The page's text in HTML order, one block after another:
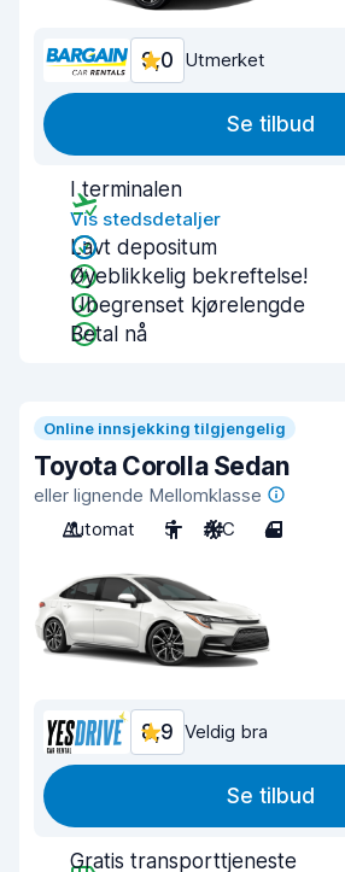
9,0 Utmerket
Se tilbud
I terminalen
Vis stedsdetaljer
Lavt depositum
Øyeblikkelig bekreftelse!
Ubegrenset kjørelengde
Betal nå
Online innsjekking tilgjengelig
Toyota Corolla Sedan
eller lignende Mellomklasse
Automat
5 A/C 4
8,9 Veldig bra
Se tilbud
Gratis transporttjeneste